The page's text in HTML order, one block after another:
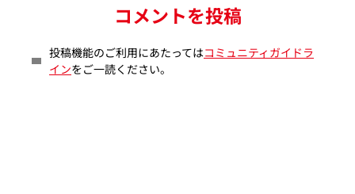
コメントを投稿
投稿機能のご利用にあたってはコミュニティガイドラ
インをご一読ください。